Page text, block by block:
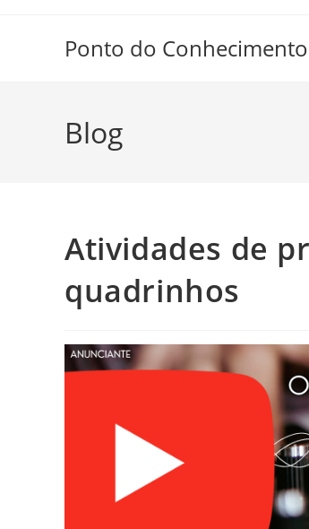
Ponto do Conhecimento
Blog
Atividades de
quadrinhos